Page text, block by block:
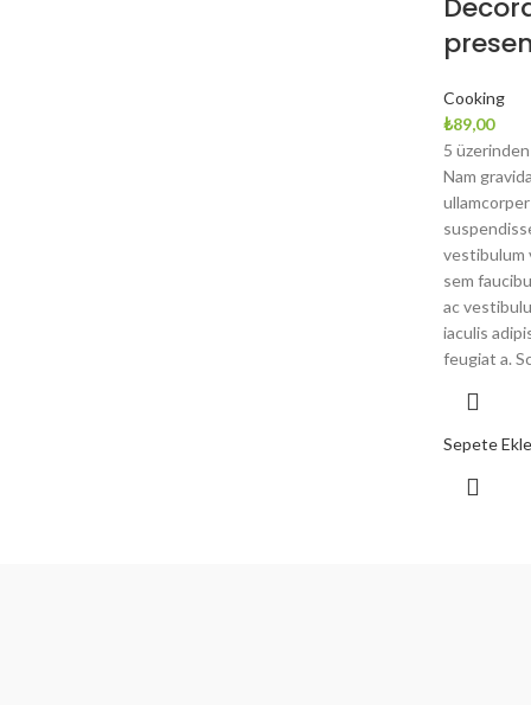
Cooking
₺89,00
5
Nam
vestibulum
sem
ac
iaculis
feugiat a.
Sepete Ekle